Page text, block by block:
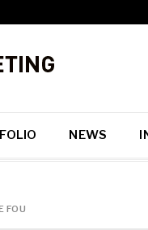
NEWS
FOU